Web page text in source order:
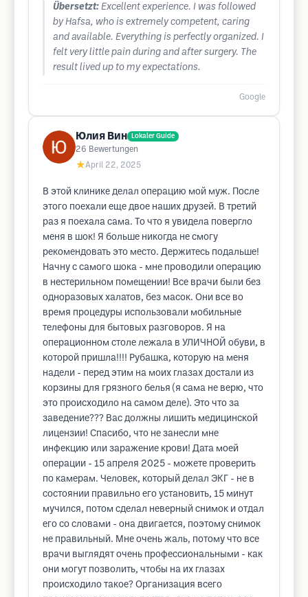
Übersetzt: Excellent experience. I was followed
by Hafsa, who is extremely competent, caring
and available. Everything is perfectly organized. I
felt very little pain during and after surgery. The
result lived up to my expectations.
Google
Юлия Вин Lokaler Guide
26 Bewertungen
★April 22, 2025
В этой клинике делал операцию мой муж. После
этого поехали еще двое наших друзей. В третий
раз я поехала сама. То что я увидела повергло
меня в шок! Я больше никогда не смогу
рекомендовать это место. Держитесь подальше!
Начну с самого шока - мне проводили операцию
в нестерильном помещении! Все врачи были без
одноразовых халатов, без масок. Они все во
время процедуры использовали мобильные
телефоны для бытовых разговоров. Я на
операционном столе лежала в УЛИЧНОЙ обуви, в
которой пришла!!!! Рубашка, которую на меня
надели - перед этим на моих глазах достали из
корзины для грязного белья (я сама не верю, что
это происходило на самом деле). Это что за
заведение??? Вас должны лишить медицинской
лицензии! Спасибо, что не занесли мне
инфекцию или заражение крови! Дата моей
операции - 15 апреля 2025 - можете проверить
по камерам. Человек, который делал ЭКГ - не в
состоянии правильно его установить, 15 минут
мучился, потом сделал неверный снимок и отдал
его со словами - она двигается, поэтому снимок
не правильный. Мне очень жаль, потому что все
врачи выглядят очень профессиональными - как
они могут позволить, чтобы на их глазах
происходило такое? Организация всего